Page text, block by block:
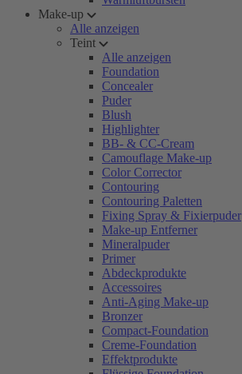
Make-up
Alle anzeigen
Teint
Alle anzeigen
Foundation
Concealer
Puder
Blush
Highlighter
BB- & CC-Cream
Camouflage Make-up
Color Corrector
Contouring
Contouring Paletten
Fixing Spray & Fixierpuder
Make-up Entferner
Mineralpuder
Primer
Abdeckprodukte
Accessoires
Anti-Aging Make-up
Bronzer
Compact-Foundation
Creme-Foundation
Effektprodukte